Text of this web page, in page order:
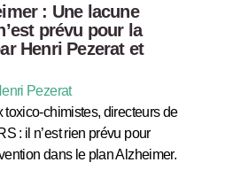
: Une lacune
prévu pour la
Henri Pezerat et
Pezerat
toxico-chimistes, directeurs de
: il n’est rien prévu pour
dans le plan Alzheimer.